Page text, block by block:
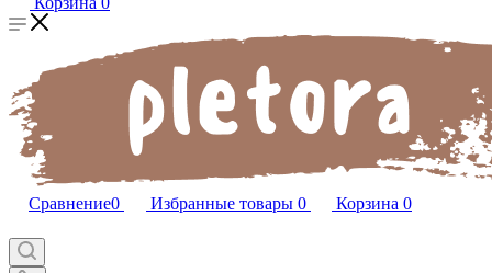
Сравнение0 Избранные товары 0 Корзина 0